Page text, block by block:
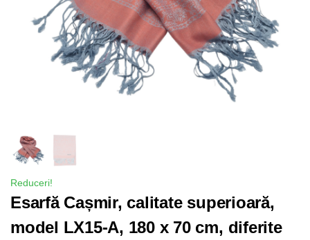
Reduceri!
Esarfă Cașmir, calitate superioară,
model LX15-A, 180 x 70 cm, diferite